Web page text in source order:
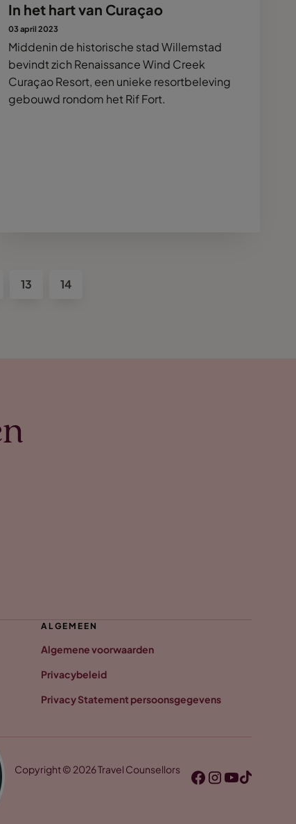
In het hart van Curaçao
03 april 2023
Middenin de historische stad Willemstad
bevindt zich Renaissance Wind Creek
Curaçao Resort, een unieke resortbeleving
gebouwd rondom het Rif Fort.
13 14
ALGEMEEN
Algemene voorwaarden
Privacybeleid
Privacy Statement persoonsgegevens
Copyright © 2026 Travel Counsellors